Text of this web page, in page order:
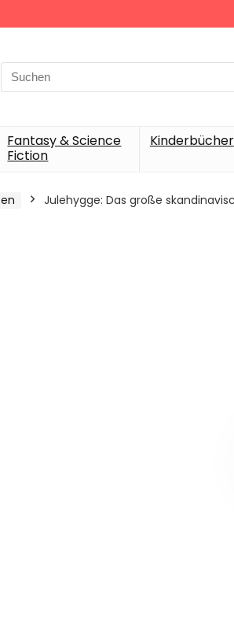
Search
for:
Fantasy & Science
Fiction
Kinderbücher
Julehygge: Das große